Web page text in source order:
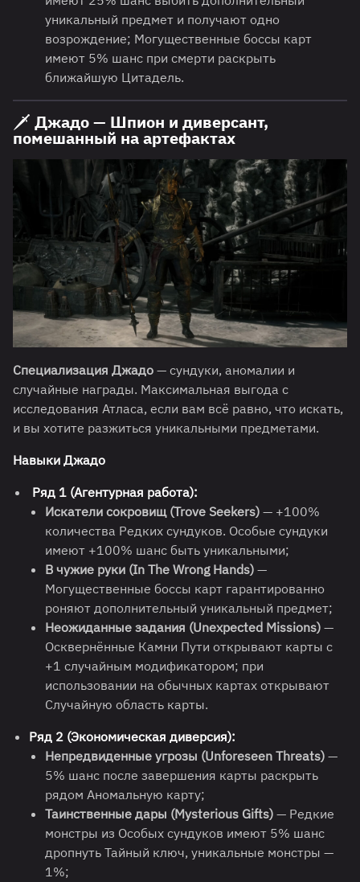
уникальный предмет и получают одно
возрождение; Могущественные боссы карт
имеют 5% шанс при смерти раскрыть
ближайшую Цитадель.
🗡️ Джадо — Шпион и диверсант,
помешанный на артефактах
Специализация Джадо — сундуки, аномалии и
случайные награды. Максимальная выгода с
исследования Атласа, если вам всё равно, что искать,
и вы хотите разжиться уникальными предметами.
Навыки Джадо
Ряд 1 (Агентурная работа):
Искатели сокровищ (Trove Seekers) — +100%
количества Редких сундуков. Особые сундуки
имеют +100% шанс быть уникальными;
В чужие руки (In The Wrong Hands) —
Могущественные боссы карт гарантированно
роняют дополнительный уникальный предмет;
Неожиданные задания (Unexpected Missions) —
Осквернённые Камни Пути открывают карты с
+1 случайным модификатором; при
использовании на обычных картах открывают
Случайную область карты.
Ряд 2 (Экономическая диверсия):
Непредвиденные угрозы (Unforeseen Threats) —
5% шанс после завершения карты раскрыть
рядом Аномальную карту;
Таинственные дары (Mysterious Gifts) — Редкие
монстры из Особых сундуков имеют 5% шанс
дропнуть Тайный ключ, уникальные монстры —
1%;